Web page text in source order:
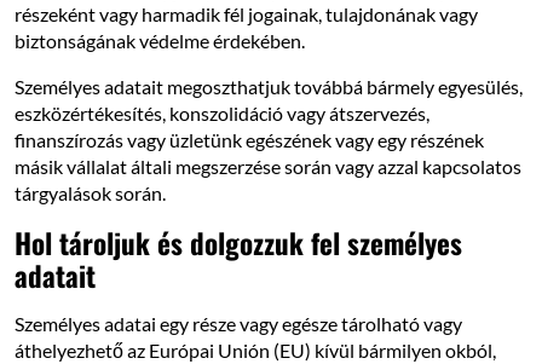
részeként vagy harmadik fél jogainak, tulajdonának vagy
biztonságának védelme érdekében.
Személyes adatait megoszthatjuk továbbá bármely egyesülés,
eszközértékesítés, konszolidáció vagy átszervezés,
finanszírozás vagy üzletünk egészének vagy egy részének
másik vállalat általi megszerzése során vagy azzal kapcsolatos
tárgyalások során.
Hol tároljuk és dolgozzuk fel személyes
adatait
Személyes adatai egy része vagy egésze tárolható vagy
áthelyezhető az Európai Unión (EU) kívül bármilyen okból,